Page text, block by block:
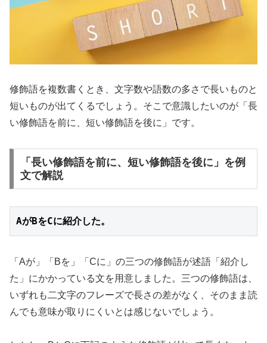
修飾語を複数書くとき、文字数や語数の多さで長いものと
短いものが出てくるでしょう。そこで意識したいのが「長
い修飾語を前に、短い修飾語を後に」です。
「長い修飾語を前に、短い修飾語を後に」を例
文で解説
AがBをCに紹介した。
「Aが」「Bを」「Cに」の三つの修飾語が述語「紹介し
た」にかかっている文を用意しました。三つの修飾語は、
いずれも二文字のフレーズで長さの差がなく、そのまま読
んでも意味が取りにくいとは感じないでしょう。